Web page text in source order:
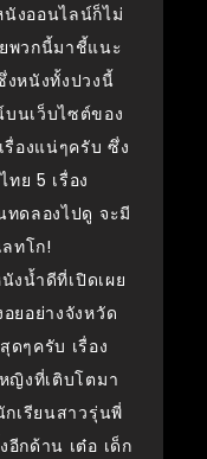
งออนไลน์ก็ไม่
พวกนี้มาชี้แนะ
หนังทั้งปวงนี้
นเว็บไซต์ของ
รื่องแน่ๆครับ ซึ่ง
ย 5 เรื่อง
ทดลองไปดู จะมี
ทโก!
งน้ำดีที่เปิดเผย
ยอย่างจังหวัด
ดๆครับ เรื่อง
ญิงที่เติบโตมา
เรียนสาวรุ่นพี่
อีกด้าน เต๋อ เด็ก